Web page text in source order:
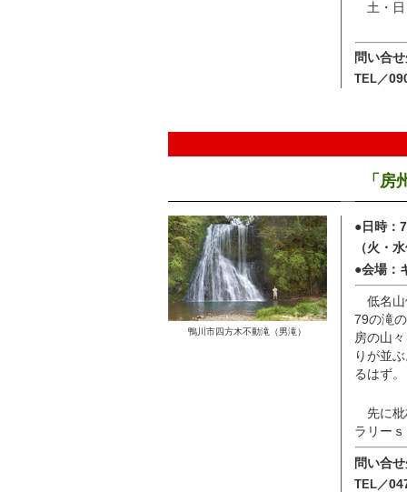
土・日
問い合
TEL／
「
鴨川市四方木不動滝（男滝）
●日時：
（火・
●会場：
低名山
79の滝
房の山
りが並
るはず。
先に枇
ラリー
問い合
TEL／